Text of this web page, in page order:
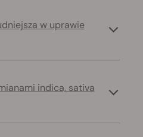
w uprawie
indica, sativa